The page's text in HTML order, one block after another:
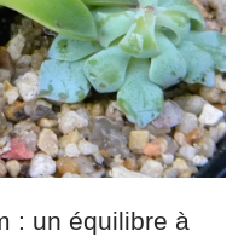
: un équilibre à